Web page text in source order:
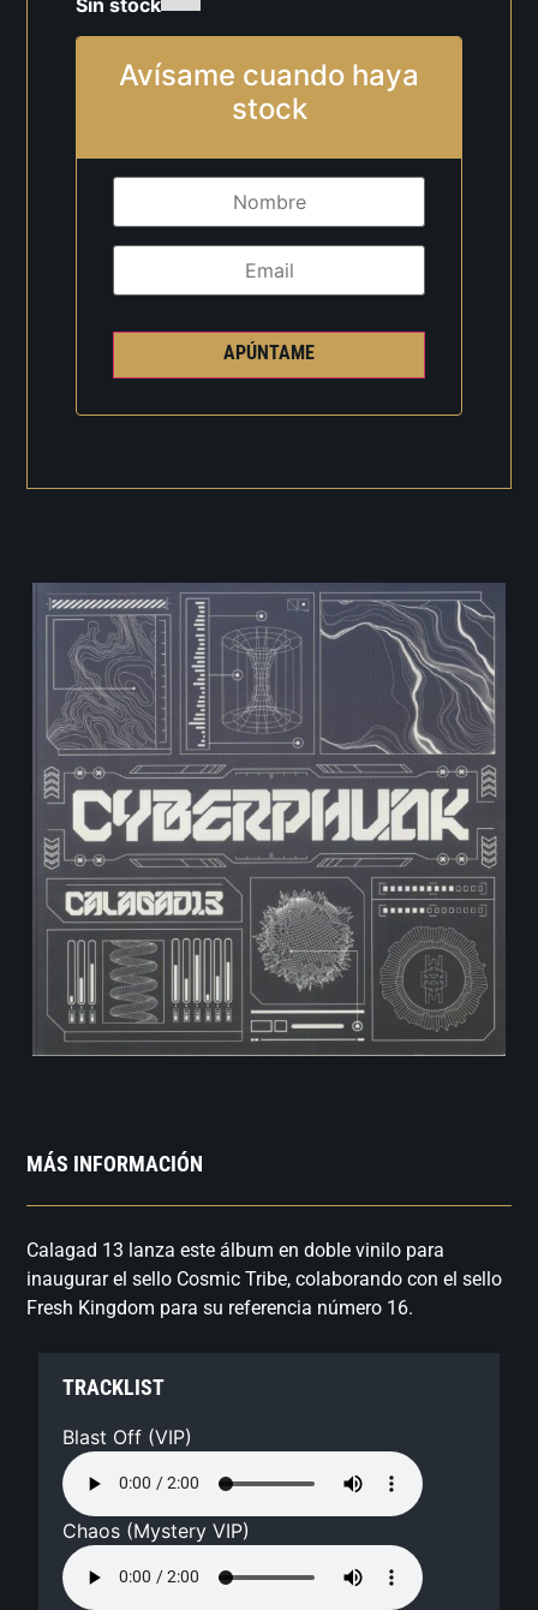
Avísame cuando haya
stock
APÚNTAME
MÁS INFORMACIÓN
Calagad 13 lanza este álbum en doble vinilo para
inaugurar el sello Cosmic Tribe, colaborando con el sello
Fresh Kingdom para su referencia número 16.
TRACKLIST
Blast Off (VIP)
Chaos (Mystery VIP)